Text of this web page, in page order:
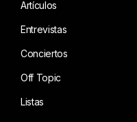
Artículos
Entrevistas
Conciertos
Off Topic
Listas